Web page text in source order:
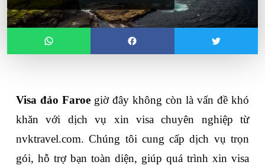
Visa đảo Faroe giờ đây không còn là vấn đề khó
khăn với dịch vụ xin visa chuyên nghiệp từ
nvktravel.com. Chúng tôi cung cấp dịch vụ trọn
gói, hỗ trợ bạn toàn diện, giúp quá trình xin visa